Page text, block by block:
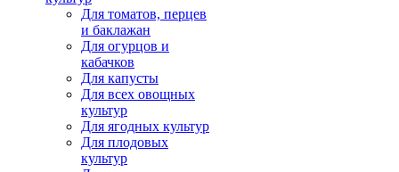
Для томатов, перцев
и баклажан
Для огурцов и
кабачков
Для капусты
Для всех овощных
культур
Для ягодных культур
Для плодовых
культур